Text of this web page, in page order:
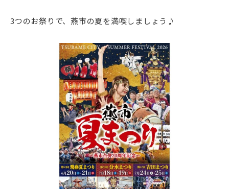
3つのお祭りで、燕市の夏を満喫しましょう♪